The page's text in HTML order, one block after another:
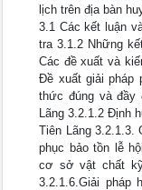
lịch trên địa bàn
3.1 Các kết luận
tra 3.1.2 Những
Các đề xuất và
Đề xuất giải pháp
thức đúng và đầy
Lãng 3.2.1.2 Định
Tiên Lãng 3.2.1.3.
phục bảo tồn lễ
cơ sở vật chất
3.2.1.6.Giải pháp